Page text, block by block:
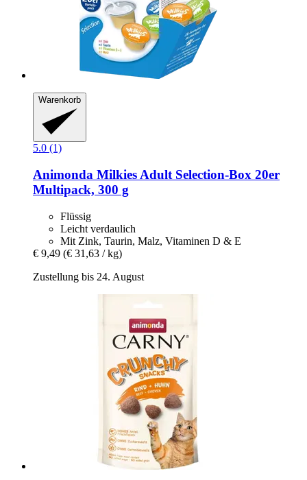
Warenkorb
5.0 (1)
Animonda Milkies Adult Selection-​Box 20er
Multipack, 300 g
Flüssig
Leicht verdaulich
Mit Zink, Taurin, Malz, Vitaminen D & E
€ 9,49 (€ 31,63 / kg)
Zustellung bis 24. August